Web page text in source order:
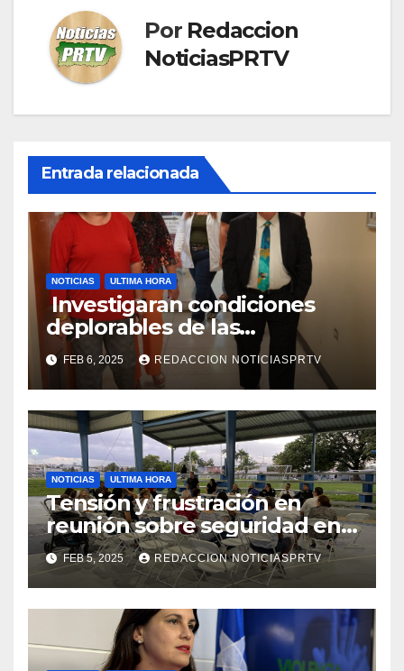
Por Redaccion
NoticiasPRTV
Entrada relacionada
NOTICIAS ULTIMA HORA
Investigaran condiciones
deplorables de las
facilidades el Departamento
de la Salud en Mayagüez
FEB 6, 2025 REDACCION NOTICIASPRTV
NOTICIAS ULTIMA HORA
Tensión y frustración en
reunión sobre seguridad en
Reparto Metropolitano
FEB 5, 2025 REDACCION NOTICIASPRTV